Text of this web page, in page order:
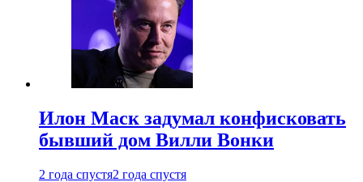
Илон Маск задумал конфисковать
бывший дом Вилли Вонки
2 года спустя2 года спустя